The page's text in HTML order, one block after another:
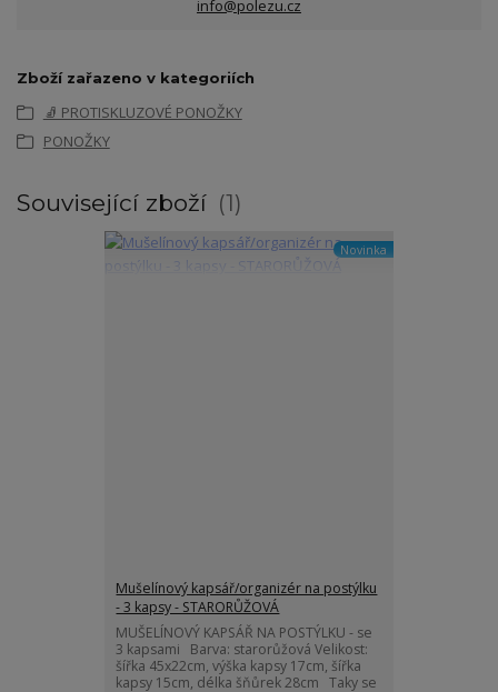
info@polezu.cz
Zboží zařazeno v kategoriích
🧦 PROTISKLUZOVÉ PONOŽKY
PONOŽKY
Související zboží 1
Novinka
Mušelínový kapsář/organizér na postýlku
- 3 kapsy - STARORŮŽOVÁ
MUŠELÍNOVÝ KAPSÁŘ NA POSTÝLKU - se
3 kapsami Barva: starorůžová Velikost:
šířka 45x22cm, výška kapsy 17cm, šířka
kapsy 15cm, délka šňůrek 28cm Taky se